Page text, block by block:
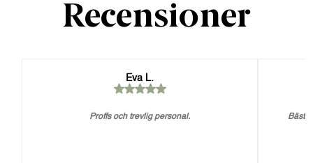
Recensioner
Eva L.
Proffs och trevlig personal. Bästa